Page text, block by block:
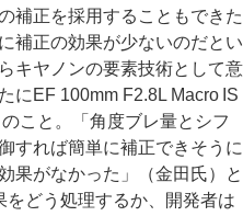
補正を採用することもできた
補正の効果が少ないのだとい
キヤノンの要素技術として意
にEF 100mm F2.8L Macro IS
こと。「角度ブレ量とシフ
すれば簡単に補正できそうに
果がなかった」（金田氏）と
どう処理するか、開発者は